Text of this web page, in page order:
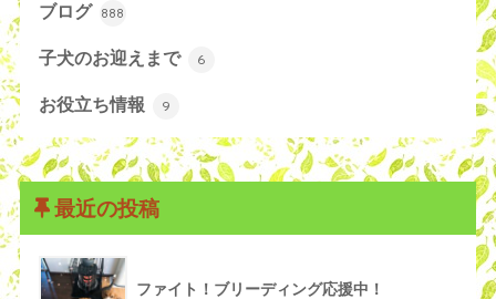
ブログ 888
子犬のお迎えまで 6
お役立ち情報 9
最近の投稿
ファイト！ブリーディング応援中！